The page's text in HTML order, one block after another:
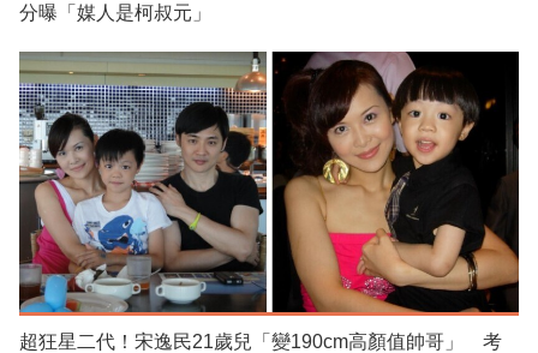
分曝「媒人是柯叔元」
超狂星二代！宋逸民21歲兒「變190cm高顏值帥哥」 考